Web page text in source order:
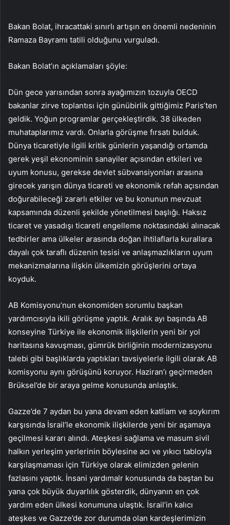
Bakan Bolat, ihracattaki sınırlı artışın en önemli nedeninin
Ramaza Bayramı tatili olduğunu vurguladı.
Bakan Bolat’ın açıklamaları şöyle:
Dün gece yarısından sonra ayağımızın tozuyla OECD
bakanlar zirve toplantısı için günübirlik gittiğimiz Paris’ten
geldik. Yoğun programlar gerçekleştirdik. 38 ülkeden
muhataplarımız vardı. Onlarla görüşme fırsatı bulduk.
Dünya ticaretiyle ilgili kritik günlerin yaşandığı ortamda
gerek yeşil ekonominin sanayiler açısından etkileri ve
uyum konusu, gerekse devlet sübvansiyonları arasına
girecek yarışın dünya ticareti ve ekonomik refah açısından
doğurabileceği zararlı etkiler ve bu konunun mevzuat
kapsamında düzenli şekilde yönetilmesi başlığı. Haksız
ticaret ve yasadışı ticareti engelleme noktasındaki alınacak
tedbirler ama ülkeler arasında doğan ihtilaflarla kurallara
dayalı çok taraflı düzenin tesisi ve anlaşmazlıkların uyum
mekanizmalarına ilişkin ülkemizin görüşlerini ortaya
koyduk.
AB Komisyonu’nun ekonomiden sorumlu başkan
yardımcısıyla ikili görüşme yaptık. Aralık ayı başında AB
konseyine Türkiye ile ekonomik ilişkilerin yeni bir yol
haritasına kavuşması, gümrük birliğinin modernizasyonu
talebi gibi başlıklarda yaptıkları tavsiyelerle ilgili olarak AB
komisyonu aynı görüşünü koruyor. Haziran’ı geçirmeden
Brüksel’de bir araya gelme konusunda anlaştık.
Gazze’de 7 aydan bu yana devam eden katliam ve soykırım
karşısında İsrail’le ekonomik ilişkilerde yeni bir aşamaya
geçilmesi kararı alındı. Ateşkesi sağlama ve masum sivil
halkın yerleşim yerlerinin böylesine acı ve yıkıcı tabloyla
karşılaşmaması için Türkiye olarak elimizden gelenin
fazlasını yaptık. İnsani yardımalr konusunda da baştan bu
yana çok büyük duyarlılık gösterdik, dünyanın en çok
yardım eden ülkesi konumuna ulaştık. İsrail’in kalıcı
ateşkes ve Gazze’de zor durumda olan kardeşlerimizin